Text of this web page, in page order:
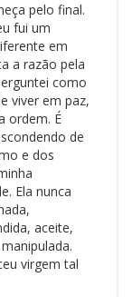
pelo final.
fui um
em
a razão pela
como
viver em paz,
ordem. É
de
e dos
Ela nunca
aceite,
virgem tal